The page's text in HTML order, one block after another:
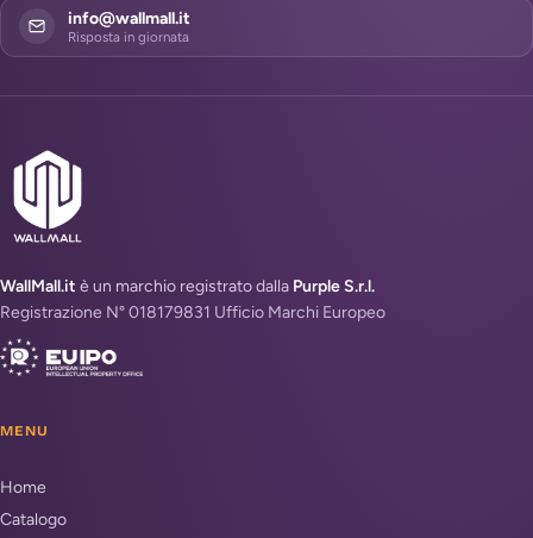
info@wallmall.it
Risposta in giornata
WallMall.it è un marchio registrato dalla Purple S.r.l.
Registrazione N° 018179831 Ufficio Marchi Europeo
MENU
Home
Catalogo